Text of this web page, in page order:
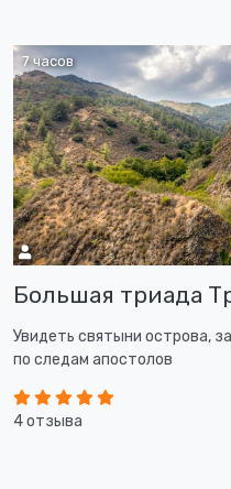
7 часов
Большая триада
Увидеть святыни острова,
по следам апостолов
4 отзыва